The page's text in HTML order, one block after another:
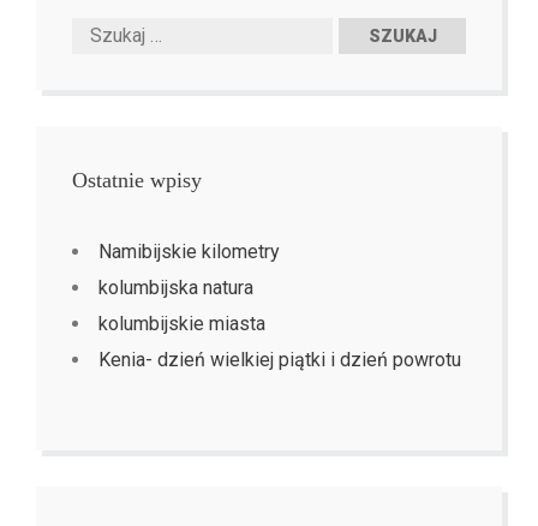
Ostatnie wpisy
Namibijskie kilometry
kolumbijska natura
kolumbijskie miasta
Kenia- dzień wielkiej piątki i dzień powrotu